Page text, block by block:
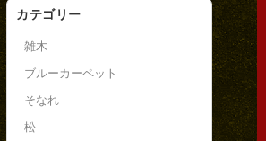
カテゴリー
雑木
ブルーカーペット
そなれ
松